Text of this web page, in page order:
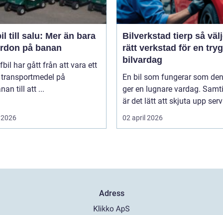
till salu: Mer än bara
på banan
har gått från att vara ett
på
till att ...
Bilverkstad tierp så väljer du
rätt verkstad för en
bilvardag
En bil som fungerar som
ger en lugnare vardag.
är det lätt att skjuta upp
02 april 2026
Adress